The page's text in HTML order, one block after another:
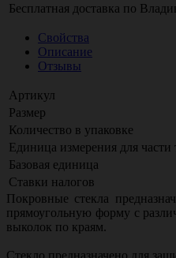
Бесплатная доставка по
Свойства
Описание
Отзывы
Артикул
Размер
Количество в упаковке
Единица измерения для части
Базовая единица
Ставки налогов
Покровные стекла
прямоугольную форму с
выколок по краям.
Стекло предназначено для